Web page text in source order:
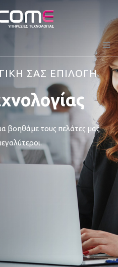
ΣΑΣ ΕΠΙΛΟΓΗ
βοηθάμε τους πελάτες μας